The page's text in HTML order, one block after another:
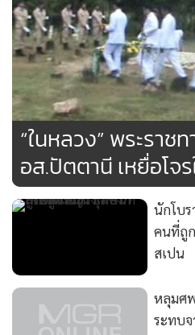
“ในหลวง” พระรา
อส.ปัตตานี เหยื่อโจ
นักโบ
คนที่ถูก
สเปน
หลุมศ
ระทบ